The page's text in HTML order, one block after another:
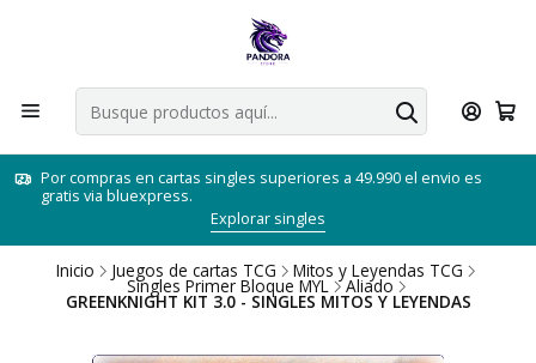
Por compras en cartas singles superiores a 49.990 el envio es
gratis via bluexpress.
Explorar singles
Inicio Juegos de cartas TCG Mitos y Leyendas TCG
Singles Primer Bloque MYL Aliado
GREENKNIGHT KIT 3.0 - SINGLES MITOS Y LEYENDAS